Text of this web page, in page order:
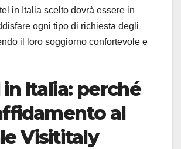
in Italia scelto dovrà essere in
ogni tipo di richiesta degli
il loro soggiorno confortevole e
Italia: perché
al
Visititaly